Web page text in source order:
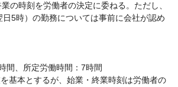
の時刻を労働者の決定に委ねる。ただし、
5時）の勤務については事前に会社が認め
間、所定労働時間：7時間
基本とするが、始業・終業時刻は労働者の